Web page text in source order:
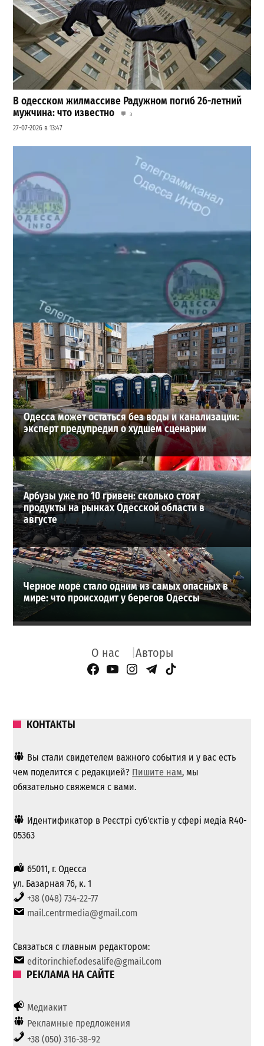
В одесском жилмассиве Радужном погиб 26-летний
мужчина: что известно
3
27-07-2026 в 13:47
Под Одессой уносит в море ребенка на матрасе и
мужчину: идет спасательная операция
28-07-2026 в 17:51
ВИБОР РЕДАКЦИИ
Одесса может остаться без воды и канализации:
эксперт предупредил о худшем сценарии
Арбузы уже по 10 гривен: сколько стоят
продукты на рынках Одесской области в
августе
Черное море стало одним из самых опасных в
мире: что происходит у берегов Одессы
О нас Авторы
Facebook Page
YouTube
Instagram
Telegram
TikTok
КОНТАКТЫ
Вы стали свидетелем важного события и у вас есть
чем поделится с редакцией? Пишите нам, мы
обязательно свяжемся с вами.
Идентификатор в Реєстрі суб'єктів у сфері медіа R40-
05363
65011, г. Одесса
ул. Базарная 76, к. 1
+38 (048) 734-22-77
mail.centrmedia@gmail.com
Связаться с главным редактором:
editorinchief.odesalife@gmail.com
РЕКЛАМА НА САЙТЕ
Медиакит
Рекламные предложения
+38 (050) 316-38-92